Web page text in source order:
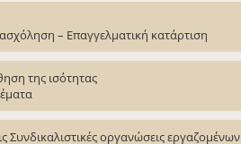
– Επαγγελματική κατάρτιση
της ισότητας
Συνδικαλιστικές οργανώσεις εργαζομένων